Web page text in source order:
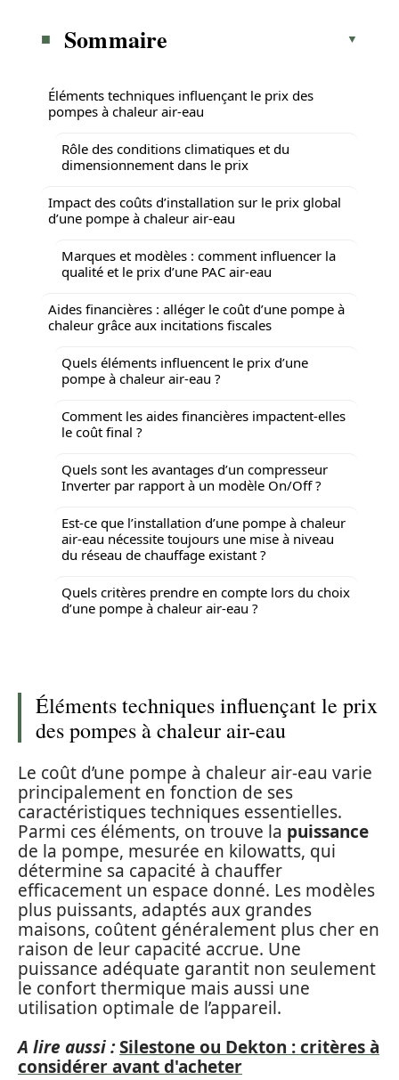
Sommaire
Éléments techniques influençant le prix des
pompes à chaleur air-eau
Rôle des conditions climatiques et du
dimensionnement dans le prix
Impact des coûts d’installation sur le prix global
d’une pompe à chaleur air-eau
Marques et modèles : comment influencer la
qualité et le prix d’une PAC air-eau
Aides financières : alléger le coût d’une pompe à
chaleur grâce aux incitations fiscales
Quels éléments influencent le prix d’une
pompe à chaleur air-eau ?
Comment les aides financières impactent-elles
le coût final ?
Quels sont les avantages d’un compresseur
Inverter par rapport à un modèle On/Off ?
Est-ce que l’installation d’une pompe à chaleur
air-eau nécessite toujours une mise à niveau
du réseau de chauffage existant ?
Quels critères prendre en compte lors du choix
d’une pompe à chaleur air-eau ?
Éléments techniques influençant le prix
des pompes à chaleur air-eau
Le coût d’une pompe à chaleur air-eau varie
principalement en fonction de ses
caractéristiques techniques essentielles.
Parmi ces éléments, on trouve la puissance
de la pompe, mesurée en kilowatts, qui
détermine sa capacité à chauffer
efficacement un espace donné. Les modèles
plus puissants, adaptés aux grandes
maisons, coûtent généralement plus cher en
raison de leur capacité accrue. Une
puissance adéquate garantit non seulement
le confort thermique mais aussi une
utilisation optimale de l’appareil.
A lire aussi :Silestone ou Dekton : critères à
considérer avant d'acheter